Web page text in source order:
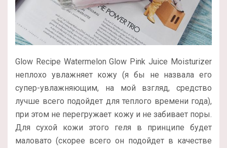
Glow Recipe Watermelon Glow Pink Juice Moisturizer
неплохо увлажняет кожу (я бы не назвала его
супер-увлажняющим, на мой взгляд, средство
лучше всего подойдет для теплого времени года),
при этом не перегружает кожу и не забивает поры.
Для сухой кожи этого геля в принципе будет
маловато (скорее всего он подойдет в качестве